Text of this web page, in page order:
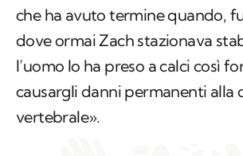
che ha avuto termine quando,
dove ormai Zach stazionava
l’uomo lo ha preso a calci così
causargli danni permanenti alla
vertebrale».